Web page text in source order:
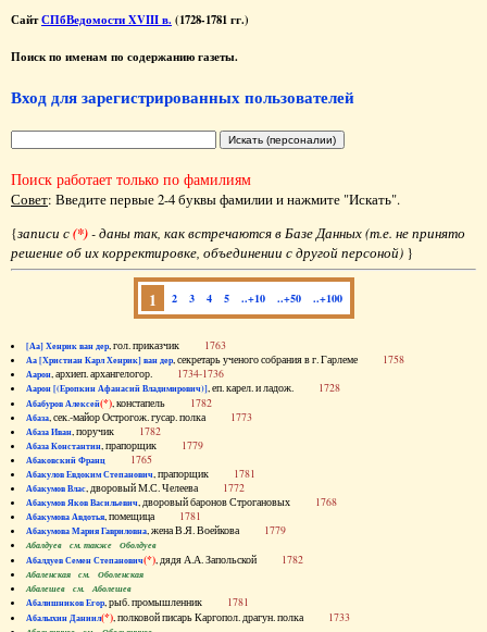
СайтСПбВедомости XVIII в. (1728-1781 гг.)
Поиск по именам по содержанию газеты.
Вход для зарегистрированных пользователей
Поиск работает только по фамилиям
Совет: Введите первые 2-4 буквы фамилии и нажмите "Искать".
{записи с(*)- даны так, как встречаются в Базе Данных (т.е. не принято
решение об их корректировке, объединении с другой персоной) }
1 2 3 4 5 ..+10 ..+50 ..+100
[Аа] Хенрик ван дер, гол. приказчик 1763
Аа [Христиан Карл Хенрик] ван дер, секретарь ученого собрания в г. Гарлеме 1758
Аарон, архиеп. архангелогор. 1734-1736
Аарон [(Еропкин Афанасий Владимирович)], еп. карел. и ладож. 1728
Абабуров Алексей(*), констапель 1782
Абаза, сек.-майор Острогож. гусар. полка 1773
Абаза Иван, поручик 1782
Абаза Константин, прапорщик 1779
Абаковский Франц 1765
Абакулов Евдоким Степанович, прапорщик 1781
Абакумов Влас, дворовый М.С. Челеева 1772
Абакумов Яков Васильевич, дворовый баронов Строгановых 1768
Абакумова Авдотья, помещица 1781
Абакумова Мария Гавриловна, жена В.Я. Воейкова 1779
Абалдуев см. также Оболдуев
Абалдуев Семен Степанович(*), дядя А.А. Запольской 1782
Абаленская см. Оболенская
Абалешев см. Аболешев
Абалишников Егор, рыб. промышленник 1781
Абалыхин Даниил(*), полковой писарь Каргопол. драгун. полка 1733